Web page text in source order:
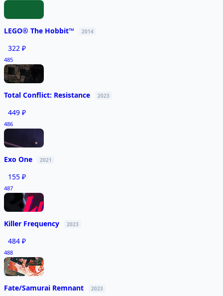
LEGO® The Hobbit™ 2014
322 ₽
485
Total Conflict: Resistance 2023
449 ₽
486
Exo One 2021
155 ₽
487
Killer Frequency 2023
484 ₽
488
Fate/Samurai Remnant 2023